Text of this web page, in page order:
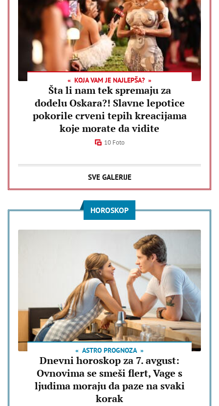
KOJA VAM JE NAJLEPŠA?
Šta li nam tek spremaju za
dodelu Oskara?! Slavne lepotice
pokorile crveni tepih kreacijama
koje morate da vidite
10 Foto
SVE GALERIJE
HOROSKOP
ASTRO PROGNOZA
Dnevni horoskop za 7. avgust:
Ovnovima se smeši flert, Vage s
ljudima moraju da paze na svaki
korak